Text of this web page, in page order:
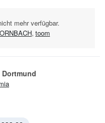
mehr verfügbar.
, toom